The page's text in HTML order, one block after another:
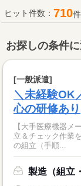
ヒット件数： 710件
お探しの条件
[一般派遣]
＼未経験
心の研修あり
【大手医療機器メーカーでの
立＆チェック作業をお任せします！
の組立（手順...
製造（組立